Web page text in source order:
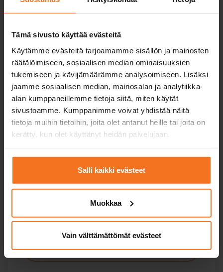
Tämä sivusto käyttää evästeitä
Käytämme evästeitä tarjoamamme sisällön ja mainosten
räätälöimiseen, sosiaalisen median ominaisuuksien
tukemiseen ja kävijämäärämme analysoimiseen. Lisäksi
jaamme sosiaalisen median, mainosalan ja analytiikka-
alan kumppaneillemme tietoja siitä, miten käytät
sivustoamme. Kumppanimme voivat yhdistää näitä
tietoja muihin tietoihin, joita olet antanut heille tai joita on
kerätty, kun olet käyttänyt heidän palvelujaan.
Salli kaikki evästeet
Muokkaa
Vain välttämättömät evästeet
ajoneuvoluokasta riippuen tarvitset T- tai AM121-
kortin.
Mönkijä- ja traktorikortti
Moottoripyörä
A2-moottoripyöräkortti
A-moottoripyöräkortti